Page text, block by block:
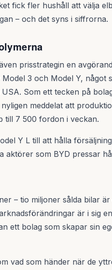
fick fler hushåll att välja
– och det syns i siffrorna.
prisstrategin en
3 och Model Y, något
Som ett tecken på
meddelat att
till 7 500 fordon i veckan.
Y L till att hålla
aktörer som BYD pressar
– tio miljoner sålda bilar
är i sig
ett bolag som skapar sin
vad som händer när de